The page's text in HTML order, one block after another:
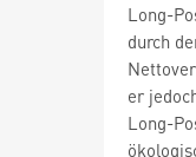
Long-
durch
er
Long-